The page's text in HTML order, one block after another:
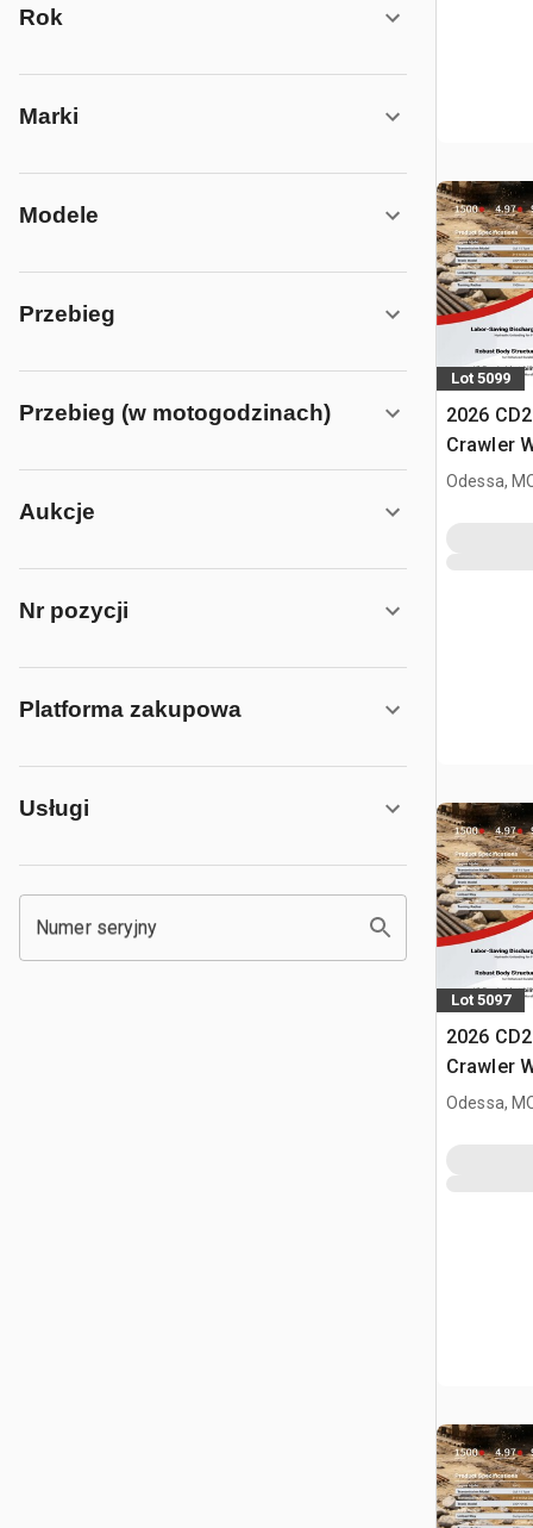
Rok
Marki
Modele
Przebieg
Przebieg (w motogodzinach)
Aukcje
Nr pozycji
Platforma zakupowa
Usługi
Numer seryjny
Lot 5099
2026
Crawler
Odessa,
Lot 5097
2026
Crawler
Odessa,